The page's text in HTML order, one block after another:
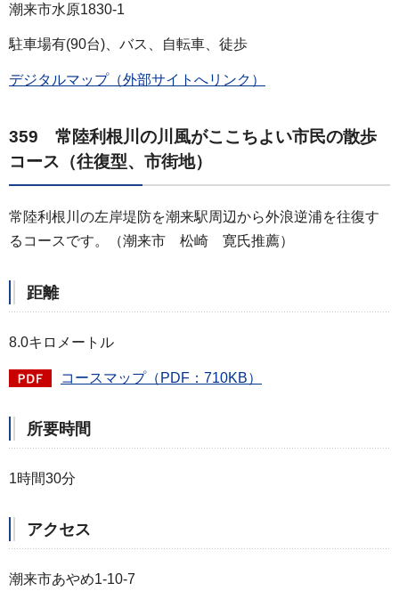
潮来市水原1830-1
駐車場有(90台)、バス、自転車、徒歩
デジタルマップ（外部サイトへリンク）
359 常陸利根川の川風がここちよい市民の散歩
コース（往復型、市街地）
常陸利根川の左岸堤防を潮来駅周辺から外浪逆浦を往復す
るコースです。（潮来市 松崎 寛氏推薦）
距離
8.0キロメートル
コースマップ（PDF：710KB）
所要時間
1時間30分
アクセス
潮来市あやめ1-10-7